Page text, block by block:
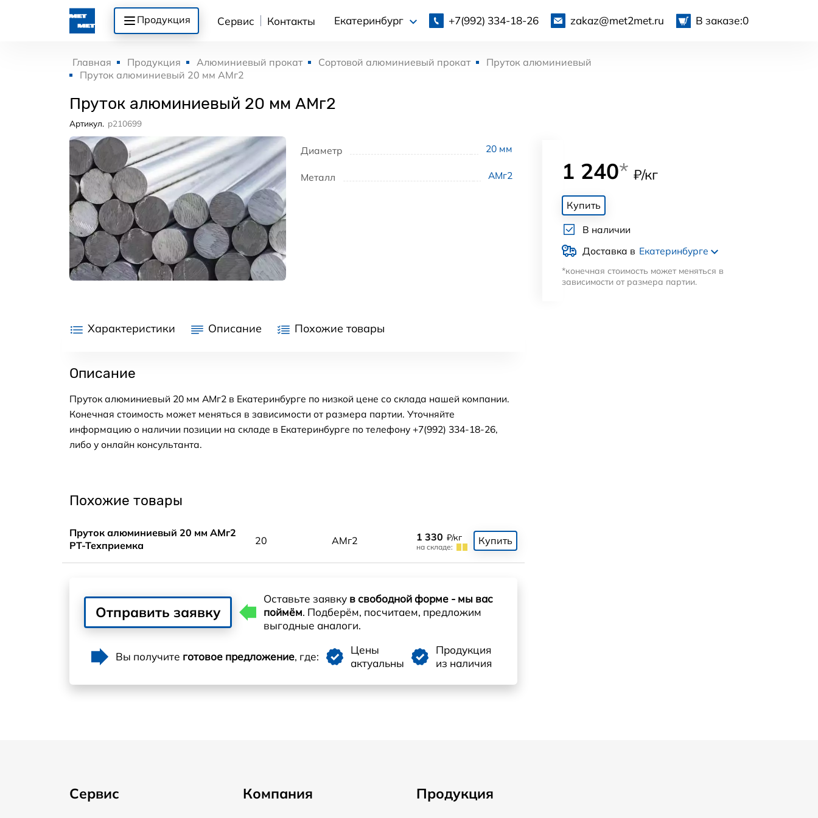
Продукция Сервис Контакты Екатеринбург +7(992) 334-18-26 zakaz@met2met.ru В заказе:0
Главная Продукция Алюминиевый прокат Сортовой алюминиевый прокат
Пруток алюминиевый
Пруток алюминиевый 20 мм АМг2
Пруток алюминиевый 20 мм АМг2
Артикул. p210699
Диаметр 20 мм
Металл АМг2 1 240* ₽/кг
Купить
В наличии
Доставка в Екатеринбурге
*конечная стоимость может меняться в
зависимости от размера партии.
Характеристики Описание Похожие товары
Описание
Пруток алюминиевый 20 мм АМг2 в Екатеринбурге по низкой цене со склада нашей компании.
Конечная стоимость может меняться в зависимости от размера партии. Уточняйте
информацию о наличии позиции на складе в Екатеринбурге по телефону +7(992) 334-18-26,
либо у онлайн консультанта.
Похожие товары
Пруток алюминиевый 20 мм АМг2
РТ-Техприемка
20 АМг2 1 330 ₽/кг
на складе:
Купить
Отправить заявку
Оставьте заявку в свободной форме - мы вас
поймём. Подберём, посчитаем, предложим
выгодные аналоги.
Вы получите готовое предложение, где:
Цены
актуальны
Продукция
из наличия
Сервис Компания Продукция